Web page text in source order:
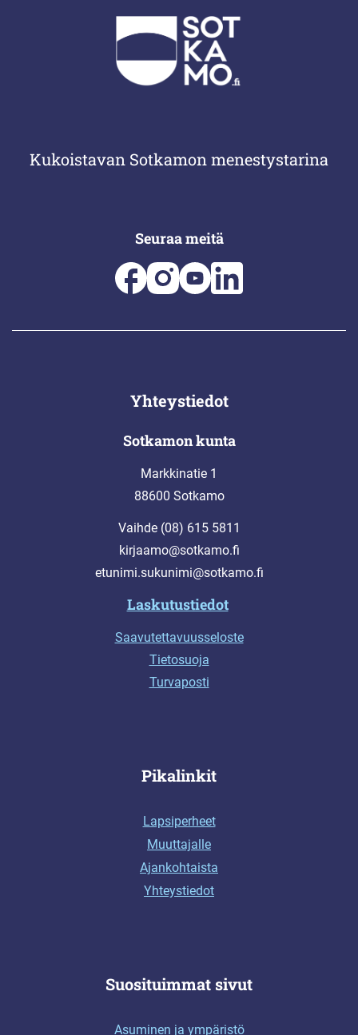
Kukoistavan Sotkamon menestystarina
Seuraa meitä
Yhteystiedot
Sotkamon kunta
Markkinatie 1
88600 Sotkamo
Vaihde (08) 615 5811
kirjaamo@sotkamo.fi
etunimi.sukunimi@sotkamo.fi
Laskutustiedot
Saavutettavuusseloste
Tietosuoja
Turvaposti
Pikalinkit
Lapsiperheet
Muuttajalle
Ajankohtaista
Yhteystiedot
Suosituimmat sivut
Asuminen ja ympäristö